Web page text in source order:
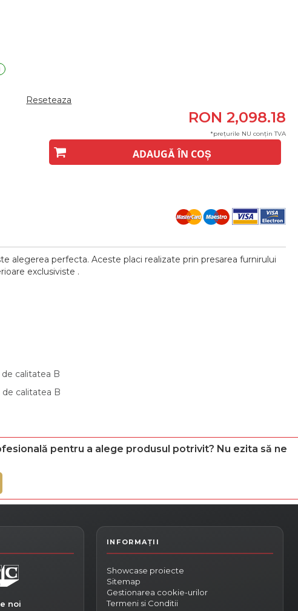
RON 2,098.18
*prețurile NU conțin TVA
Reseteaza
ADAUGĂ ÎN COȘ
alegerea perfecta. Aceste placi realizate prin presarea furnirului
exclusiviste .
calitatea B
calitatea B
pentru a alege produsul potrivit? Nu ezita să ne
noi
Showcase proiecte
Sitemap
Gestionarea cookie-urilor
Termeni si Conditii